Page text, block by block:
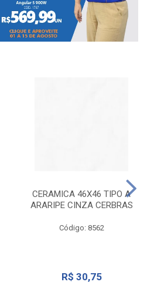
CERAMICA 46X46 TIPO A
ARARIPE CINZA CERBRAS
Código: 8562
R$ 30,75